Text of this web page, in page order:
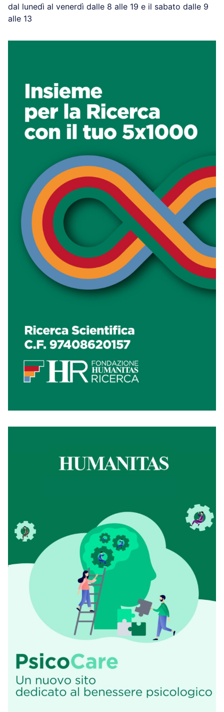
dal lunedì al venerdì dalle 8 alle 19 e il sabato dalle 9
alle 13